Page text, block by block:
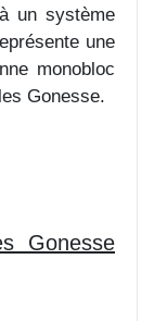
un système
une
monobloc
Gonesse.
Gonesse